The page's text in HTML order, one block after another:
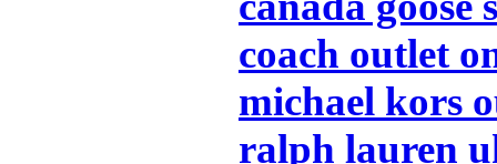
coach outlet
michael kors
ralph lauren